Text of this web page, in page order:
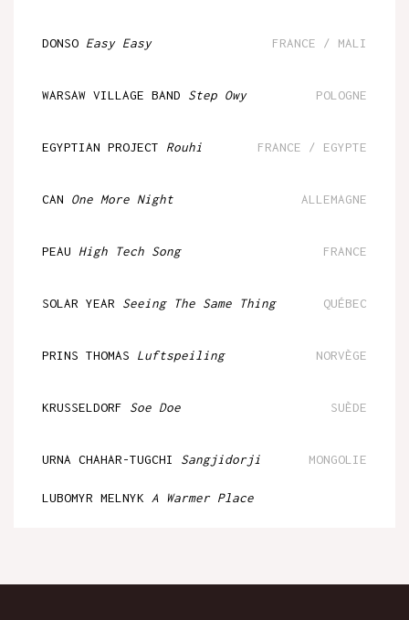
DONSO Easy Easy FRANCE / MALI
WARSAW VILLAGE BAND Step Owy POLOGNE
EGYPTIAN PROJECT Rouhi FRANCE / EGYPTE
CAN One More Night ALLEMAGNE
PEAU High Tech Song FRANCE
SOLAR YEAR Seeing The Same Thing QUÉBEC
PRINS THOMAS Luftspeiling NORVÈGE
KRUSSELDORF Soe Doe SUÈDE
URNA CHAHAR-TUGCHI Sangjidorji MONGOLIE
LUBOMYR MELNYK A Warmer Place